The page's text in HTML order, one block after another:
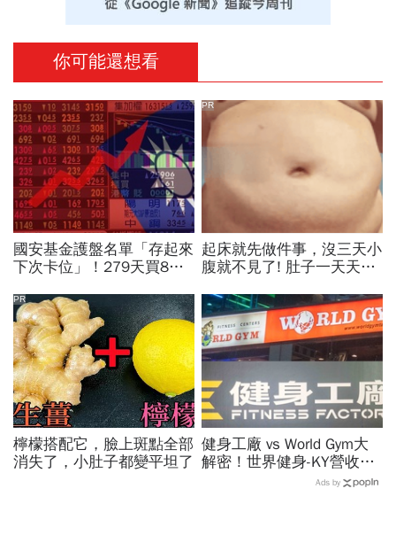
你可能還想看
國安基金護盤名單「存起來
下次卡位」！279天買8檔
電...唯一金融股是它
起床就先做件事，沒三天小
腹就不見了! 肚子一天天變
PR
檸檬搭配它，臉上斑點全部
消失了，小肚子都變平坦了
PR
健身工廠 vs World Gym大
解密！世界健身-KY營收大
勝，獲利卻輸給柏文？教練
Ads by